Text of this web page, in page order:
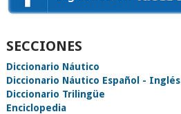
SECCIONES
Diccionario Náutico
Diccionario Náutico Español - Inglés
Diccionario Trilingüe
Enciclopedia